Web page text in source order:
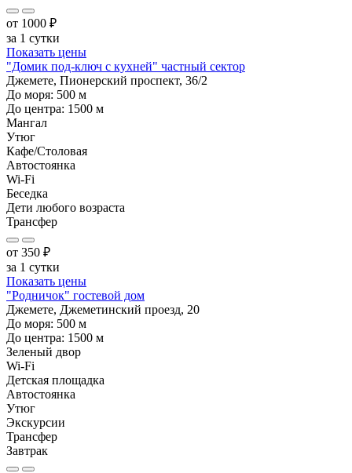
от 1000 ₽
за 1 сутки
Показать цены
"Домик под-ключ с кухней" частный сектор
Джемете, Пионерский проспект, 36/2
До моря: 500 м
До центра: 1500 м
Мангал
Утюг
Кафе/Столовая
Автостоянка
Wi-Fi
Беседка
Дети любого возраста
Трансфер
от 350 ₽
за 1 сутки
Показать цены
"Родничок" гостевой дом
Джемете, Джеметинский проезд, 20
До моря: 500 м
До центра: 1500 м
Зеленый двор
Wi-Fi
Детская площадка
Автостоянка
Утюг
Экскурсии
Трансфер
Завтрак